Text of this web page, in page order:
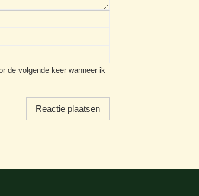
de volgende keer wanneer ik